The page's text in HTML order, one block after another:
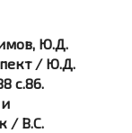
Ю.Д.
/ Ю.Д.
c.86.
/ В.С.